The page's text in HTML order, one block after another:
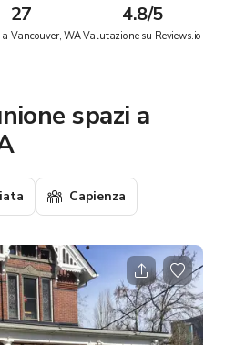
27
Vancouver, WA
4.8/5
Valutazione su Reviews.io
spazi a
Capienza